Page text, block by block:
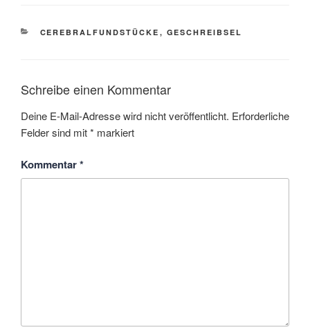
KATEGORIEN
CEREBRALFUNDSTÜCKE , GESCHREIBSEL
Schreibe einen Kommentar
Deine E-Mail-Adresse wird nicht veröffentlicht. Erforderliche
Felder sind mit* markiert
Kommentar*